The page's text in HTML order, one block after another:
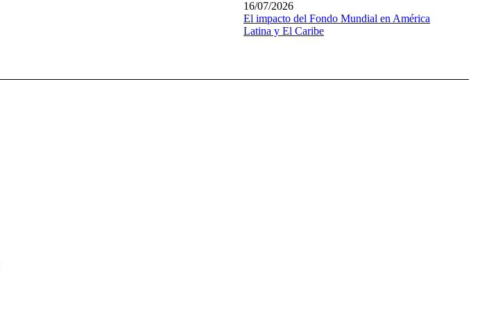
16/07/2026
El impacto del Fondo Mundial en América
Latina y El Caribe